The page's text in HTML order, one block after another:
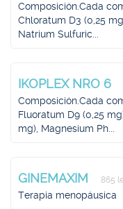
Composición.Cada
Chloratum D3 (0,25
Natrium Sulfuric...
IKOPLEX NRO 6
Composición.Cada
Fluoratum D9 (0,25
mg), Magnesium Ph...
GINEMAXIM 865
Terapia menopáusica